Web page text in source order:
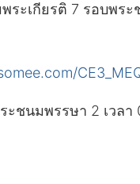
ระเกียรติ 7 รอบพ
ชนมพรรษา 2 เวลา